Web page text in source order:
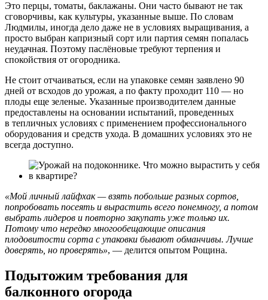
Это перцы, томаты, баклажаны. Они часто бывают не так
сговорчивы, как культуры, указанные выше. По словам
Людмилы, иногда дело даже не в условиях выращивания, а
просто выбран капризный сорт или партия семян попалась
неудачная. Поэтому паслёновые требуют терпения и
спокойствия от огородника.
Не стоит отчаиваться, если на упаковке семян заявлено 90
дней от всходов до урожая, а по факту проходит 110 — но
плоды еще зеленые. Указанные производителем данные
предоставлены на основании испытаний, проведенных
в тепличных условиях с применением профессионального
оборудования и средств ухода. В домашних условиях это не
всегда доступно.
«Мой личный лайфхак — взять побольше разных сортов,
попробовать посеять и вырастить всего понемногу, а потом
выбрать лидеров и повторно закупать уже только их.
Потому что нередко многообещающие описания
плодовитости сорта с упаковки бывают обманчивы. Лучше
доверять, но проверять», — делится опытом Рощина.
Подытожим требования для
балконного огорода